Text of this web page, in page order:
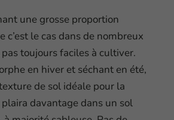
une grosse proportion
c’est le cas dans de nombreux
toujours faciles à cultiver.
en hiver et séchant en été,
de sol idéale pour la
davantage dans un sol